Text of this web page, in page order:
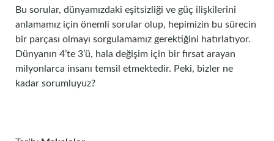
Bu sorular, dünyamızdaki eşitsizliği ve güç ilişkilerini
anlamamız için önemli sorular olup, hepimizin bu sürecin
bir parçası olmayı sorgulamamız gerektiğini hatırlatıyor.
Dünyanın 4’te 3’ü, hala değişim için bir fırsat arayan
milyonlarca insanı temsil etmektedir. Peki, bizler ne
kadar sorumluyuz?